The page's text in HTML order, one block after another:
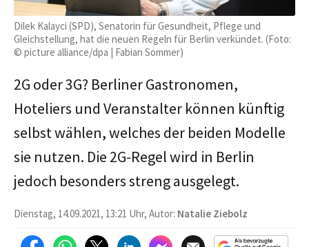
Dilek Kalayci (SPD), Senatorin für Gesundheit, Pflege und
Gleichstellung, hat die neuen Regeln für Berlin verkündet. (Foto:
© picture alliance/dpa | Fabian Sommer)
2G oder 3G? Berliner Gastronomen,
Hoteliers und Veranstalter können künftig
selbst wählen, welches der beiden Modelle
sie nutzen. Die 2G-Regel wird in Berlin
jedoch besonders streng ausgelegt.
Dienstag, 14.09.2021, 13:21 Uhr, Autor: Natalie Ziebolz